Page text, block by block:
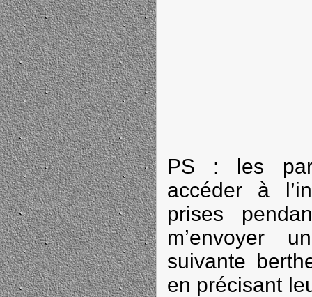
PS : les
accéder à
prises
m’envoyer
suivante
en précisant